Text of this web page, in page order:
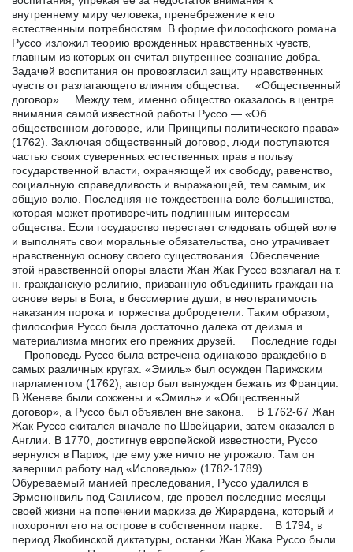
внутреннему миру человека, пренебрежение к его
естественным потребностям. В форме философского романа
Руссо изложил теорию врожденных нравственных чувств,
главным из которых он считал внутреннее сознание добра.
Задачей воспитания он провозгласил защиту нравственных
чувств от разлагающего влияния общества. «Общественный
договор» Между тем, именно общество оказалось в центре
внимания самой известной работы Руссо — «Об
общественном договоре, или Принципы политического права»
(1762). Заключая общественный договор, люди поступаются
частью своих суверенных естественных прав в пользу
государственной власти, охраняющей их свободу, равенство,
социальную справедливость и выражающей, тем самым, их
общую волю. Последняя не тождественна воле большинства,
которая может противоречить подлинным интересам
общества. Если государство перестает следовать общей воле
и выполнять свои моральные обязательства, оно утрачивает
нравственную основу своего существования. Обеспечение
этой нравственной опоры власти Жан Жак Руссо возлагал на т.
н. гражданскую религию, призванную объединить граждан на
основе веры в Бога, в бессмертие души, в неотвратимость
наказания порока и торжества добродетели. Таким образом,
философия Руссо была достаточно далека от деизма и
материализма многих его прежних друзей. Последние годы
Проповедь Руссо была встречена одинаково враждебно в
самых различных кругах. «Эмиль» был осужден Парижским
парламентом (1762), автор был вынужден бежать из Франции.
В Женеве были сожжены и «Эмиль» и «Общественный
договор», а Руссо был объявлен вне закона. В 1762-67 Жан
Жак Руссо скитался вначале по Швейцарии, затем оказался в
Англии. В 1770, достигнув европейской известности, Руссо
вернулся в Париж, где ему уже ничто не угрожало. Там он
завершил работу над «Исповедью» (1782-1789).
Обуреваемый манией преследования, Руссо удалился в
Эрменонвиль под Санлисом, где провел последние месяцы
своей жизни на попечении маркиза де Жирардена, который и
похоронил его на острове в собственном парке. В 1794, в
период Якобинской диктатуры, останки Жан Жака Руссо были